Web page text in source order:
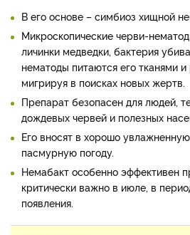
В его основе – симбиоз хищной
Микроскопические черви-
личинки медведки, бактерия
нематоды питаются его тканями
мигрируя в поисках новых жертв.
Препарат безопасен для людей,
дождевых червей и полезных
Его вносят в хорошо
пасмурную погоду.
Немабакт особенно эффективен
критически важно в июле, в
появления.